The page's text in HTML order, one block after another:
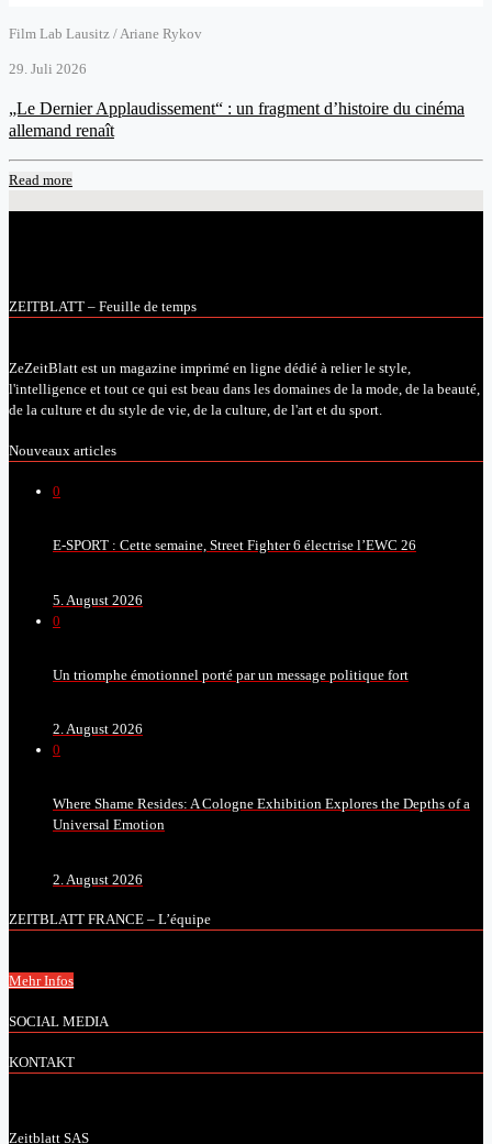
Film Lab Lausitz / Ariane Rykov
29. Juli 2026
„Le Dernier Applaudissement“ : un fragment d’histoire du cinéma
allemand renaît
Read more
ZEITBLATT – Feuille de temps
ZeZeitBlatt est un magazine imprimé en ligne dédié à relier le style,
l'intelligence et tout ce qui est beau dans les domaines de la mode, de la beauté,
de la culture et du style de vie, de la culture, de l'art et du sport.
Nouveaux articles
0
E-SPORT : Cette semaine, Street Fighter 6 électrise l’EWC 26
5. August 2026
0
Un triomphe émotionnel porté par un message politique fort
2. August 2026
0
Where Shame Resides: A Cologne Exhibition Explores the Depths of a
Universal Emotion
2. August 2026
ZEITBLATT FRANCE – L’équipe
Mehr Infos
SOCIAL MEDIA
KONTAKT
Zeitblatt SAS